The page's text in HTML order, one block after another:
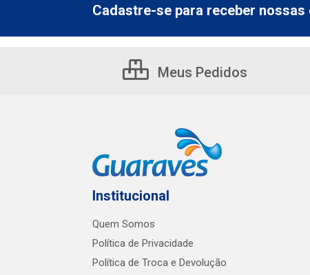
Cadastre-se para receber
Meus Pedidos
Institucional
Quem Somos
Política de Privacidade
Política de Troca e Devolução